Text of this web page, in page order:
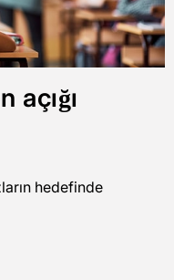
açığı